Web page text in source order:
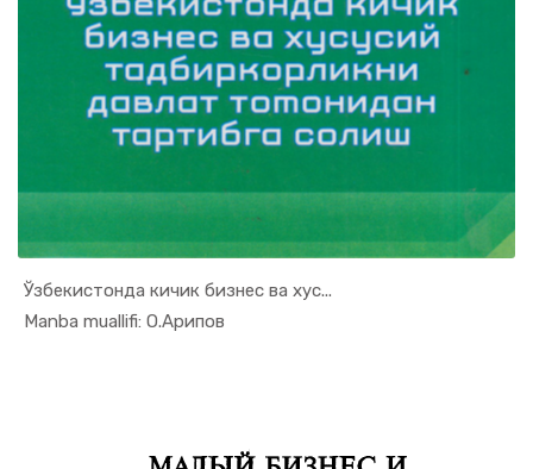
Ўзбекистонда кичик бизнес ва хус...
Manba muallifi: О.АриповIn Tadbirk...